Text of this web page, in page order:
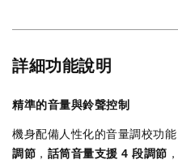
詳細功能說明
精準的音量與鈴聲控制
機身配備人性化的音量調校功能
調節 ， 話筒音量支援 4 段調節